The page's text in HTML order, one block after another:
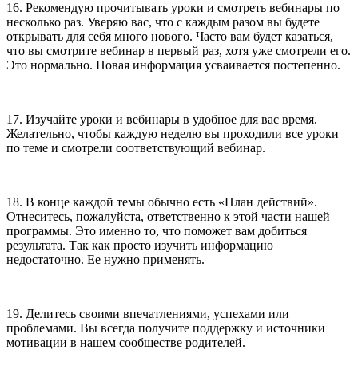
16. Рекомендую прочитывать уроки и смотреть вебинары по
несколько раз. Уверяю вас, что с каждым разом вы будете
открывать для себя много нового. Часто вам будет казаться,
что вы смотрите вебинар в первый раз, хотя уже смотрели его.
Это нормально. Новая информация усваивается постепенно.
17. Изучайте уроки и вебинары в удобное для вас время.
Желательно, чтобы каждую неделю вы проходили все уроки
по теме и смотрели соответствующий вебинар.
18. В конце каждой темы обычно есть «План действий».
Отнеситесь, пожалуйста, ответственно к этой части нашей
программы. Это именно то, что поможет вам добиться
результата. Так как просто изучить информацию
недостаточно. Ее нужно применять.
19. Делитесь своими впечатлениями, успехами или
проблемами. Вы всегда получите поддержку и источники
мотивации в нашем сообществе родителей.